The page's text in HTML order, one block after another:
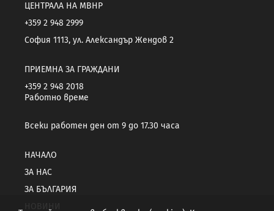
ЦЕНТРАЛА НА МВНР
+359 2 948 2999
София 1113, ул. Александър Жендов 2
ПРИЕМНА ЗА ГРАЖДАНИ
+359 2 948 2018
Работно време
Всеки работен ден от 9 до 17.30 часа
НАЧАЛО
ЗА НАС
ЗА БЪЛГАРИЯ
НОВИНИ